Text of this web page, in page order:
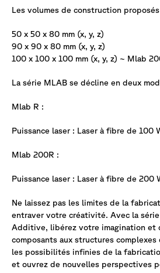
Les volumes de construction
50 x 50 x 80 mm (x, y, z)
90 x 90 x 80 mm (x, y, z)
100 x 100 x 100 mm (x, y, z) ~ Mlab
La série MLAB se décline en deux
Mlab R :
Puissance laser : Laser à fibre de 100
Mlab 200R :
Puissance laser : Laser à fibre de 200
Ne laissez pas les limites de la
entraver votre créativité. Avec la
Additive, libérez votre imagination et
composants aux structures
les possibilités infinies de la
et ouvrez de nouvelles perspectives